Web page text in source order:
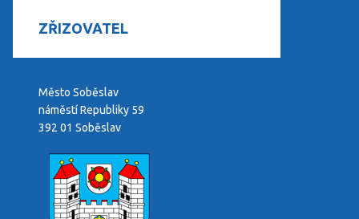
ZŘIZOVATEL
Město Soběslav
náměstí Republiky 59
392 01 Soběslav